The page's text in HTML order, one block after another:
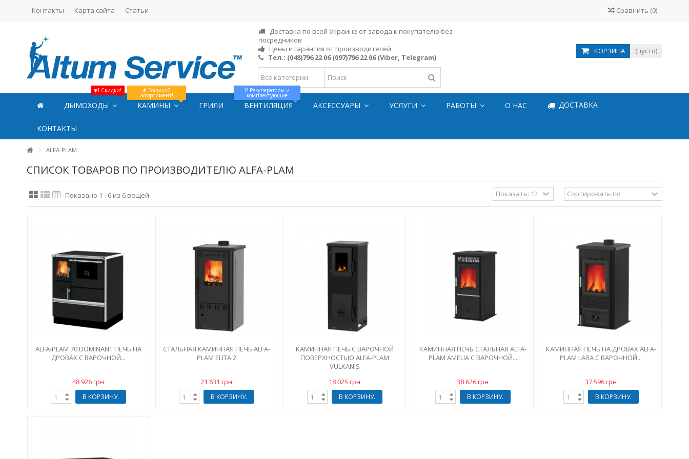
Контакты Карта сайта Статьи Сравнить (0)
Доставка по всей Украине от завода к покупателю без
посредников
Цены и гарантия от производителей
Тел.: (048)796 22 06 (097)796 22 06 (Viber, Telegram)
КОРЗИНА (пусто)
ДЫМОХОДЫ
Скидки!
КАМИНЫ
Большой
ассортимент!
ГРИЛИ ВЕНТИЛЯЦИЯ
Рекуператоры и
комплектующие
АКСЕССУАРЫ УСЛУГИ РАБОТЫ О НАС ДОСТАВКА
КОНТАКТЫ
ALFA-PLAM
СПИСОК ТОВАРОВ ПО ПРОИЗВОДИТЕЛЮ ALFA-PLAM
Показано 1 - 6 из 6 вещей
ALFA-PLAM 70 DOMINANT ПЕЧЬ НА
ДРОВАХ С ВАРОЧНОЙ...
48 926 грн
В КОРЗИНУ.
СТАЛЬНАЯ КАМИННАЯ ПЕЧЬ ALFA-
PLAM ELITA 2
21 631 грн
В КОРЗИНУ.
КАМИННАЯ ПЕЧЬ С ВАРОЧНОЙ
ПОВЕРХНОСТЬЮ ALFA-PLAM
VULKAN S
18 025 грн
В КОРЗИНУ.
КАМИННАЯ ПЕЧЬ СТАЛЬНАЯ ALFA-
PLAM AMELIA С ВАРОЧНОЙ...
38 626 грн
В КОРЗИНУ.
КАМИННАЯ ПЕЧЬ НА ДРОВАХ ALFA-
PLAM LARA С ВАРОЧНОЙ...
37 596 грн
В КОРЗИНУ.